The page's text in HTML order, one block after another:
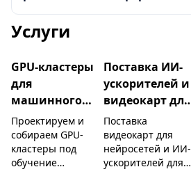
Услуги
GPU-кластеры
для
машинного
обучения и
LLM
Проектируем и
собираем GPU-
кластеры под
обучение
Поставка ИИ-
ускорителей и
видеокарт для
нейросетей
Поставка
видеокарт для
нейросетей и ИИ-
ускорителей для